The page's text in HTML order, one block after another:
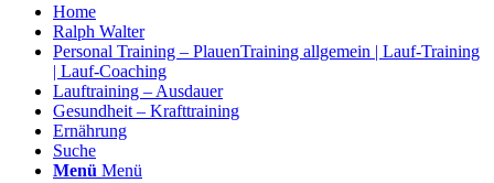
Home
Ralph Walter
Personal Training – PlauenTraining allgemein | Lauf-Training
| Lauf-Coaching
Lauftraining – Ausdauer
Gesundheit – Krafttraining
Ernährung
Suche
Menü Menü